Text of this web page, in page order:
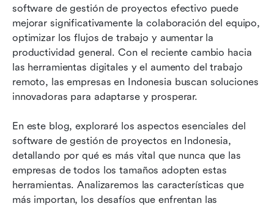
software de gestión de proyectos efectivo puede
mejorar significativamente la colaboración del equipo,
optimizar los flujos de trabajo y aumentar la
productividad general. Con el reciente cambio hacia
las herramientas digitales y el aumento del trabajo
remoto, las empresas en Indonesia buscan soluciones
innovadoras para adaptarse y prosperar.
En este blog, exploraré los aspectos esenciales del
software de gestión de proyectos en Indonesia,
detallando por qué es más vital que nunca que las
empresas de todos los tamaños adopten estas
herramientas. Analizaremos las características que
más importan, los desafíos que enfrentan las
Consideraciones culturales para el software de
gestión de proyectos en Indonesia
¿Cómo elegir el software de gestión de
proyectos adecuado para su negocio?
¿Por qué Lark es una opción ideal para las
Conclusión
Preguntas frecuentes
Lectura relacionada